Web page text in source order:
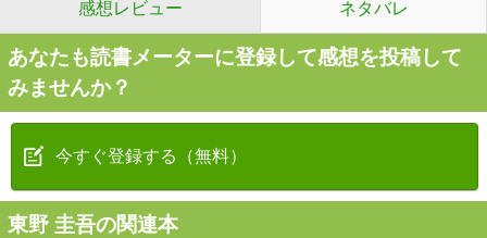
感想レビュー ネタバレ
あなたも読書メーターに登録して感想を投稿して
みませんか？
今すぐ登録する（無料）
東野 圭吾の関連本